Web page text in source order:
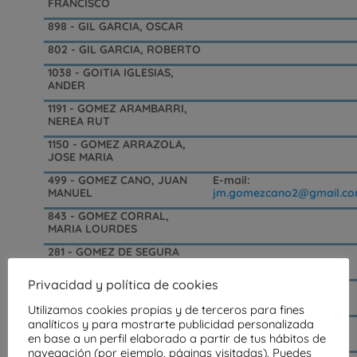
FRANCISCO
898 - GIL GARCIA, OSCAR
802 - GIL GARCIA, ROBERTO
1038 - GOITIA IGLESIAS,
ANDER
1191 - GOMEZ ARAMBARRI,
NEREA RUT
1150 - GOMEZ ARRAZOLA,
JOSE MARIA
499 - GOMEZ CANO, JUAN
MANUEL
E-mail:
843 - GOMEZ CORRAL,
MARIA LOURDES
281 - GOMEZ DE SEGURA
471 - GOMEZ DE SEGURA
1053 - GOMEZ PINEDO,
DIEGO
Privacidad y política de cookies
Utilizamos cookies propias y de terceros para fines
analíticos y para mostrarte publicidad personalizada
en base a un perfil elaborado a partir de tus hábitos de
navegación (por ejemplo, páginas visitadas). Puedes